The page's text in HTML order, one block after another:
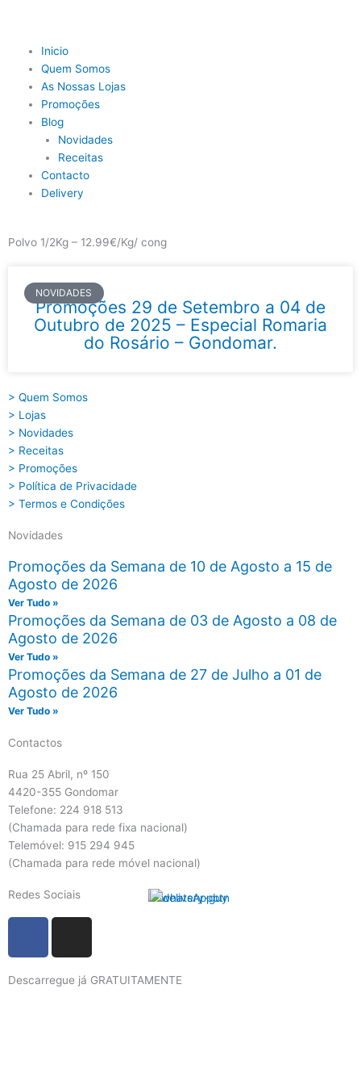
Main
Menu
Inicio
Quem Somos
As Nossas Lojas
Promoções
Blog
Novidades
Receitas
Contacto
Delivery
Polvo 1/2Kg – 12.99€/Kg/ cong
NOVIDADES
Promoções 29 de Setembro a 04 de
Outubro de 2025 – Especial Romaria
do Rosário – Gondomar.
> Quem Somos
> Lojas
> Novidades
> Receitas
> Promoções
> Política de Privacidade
> Termos e Condições
Novidades
Promoções da Semana de 10 de Agosto a 15 de
Agosto de 2026
Ver Tudo »
Promoções da Semana de 03 de Agosto a 08 de
Agosto de 2026
Ver Tudo »
Promoções da Semana de 27 de Julho a 01 de
Agosto de 2026
Ver Tudo »
Contactos
Rua 25 Abril, nº 150
4420-355 Gondomar
Telefone: 224 918 513
(Chamada para rede fixa nacional)
Telemóvel: 915 294 945
(Chamada para rede móvel nacional)
Redes Sociais
e
t
Descarregue já GRATUITAMENTE